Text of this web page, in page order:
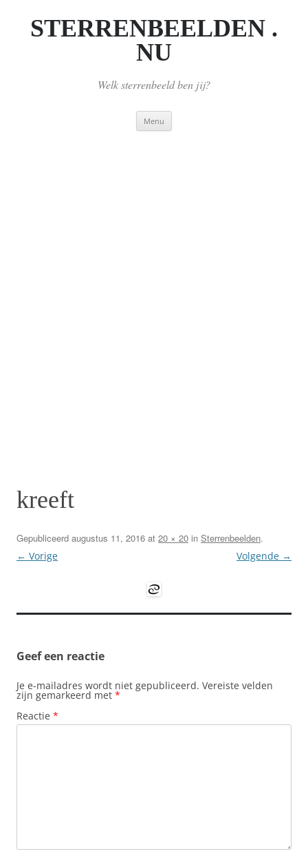
inhoud
STERRENBEELDEN .
NU
Welk sterrenbeeld ben jij?
Menu
kreeft
Gepubliceerd augustus 11, 2016 at 20 × 20 in Sterrenbeelden.
← Vorige
Volgende →
Geef een reactie
Je e-mailadres wordt niet gepubliceerd. Vereiste velden
zijn gemarkeerd met *
Reactie *